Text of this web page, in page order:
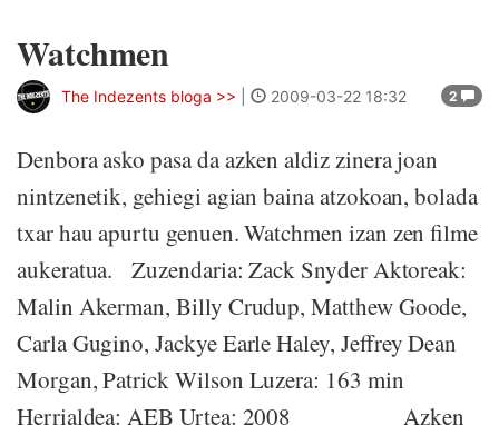
Watchmen
2
The Indezents bloga >> 2009-03-22 18:32
Denbora asko pasa da azken aldiz zinera joan
nintzenetik, gehiegi agian baina atzokoan, bolada
txar hau apurtu genuen. Watchmen izan zen filme
aukeratua. Zuzendaria: Zack Snyder Aktoreak:
Malin Akerman, Billy Crudup, Matthew Goode,
Carla Gugino, Jackye Earle Haley, Jeffrey Dean
Morgan, Patrick Wilson Luzera: 163 min
Herrialdea: AEB Urtea: 2008 Azken